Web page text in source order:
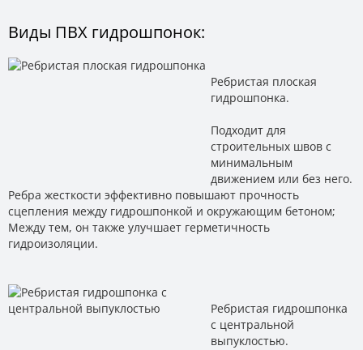
Виды ПВХ гидрошпонок:
Ребристая плоская
гидрошпонка.
Подходит для
строительных швов с
минимальным
движением или без него.
Ребра жесткости эффективно повышают прочность
сцепления между гидрошпонкой и окружающим бетоном;
Между тем, он также улучшает герметичность
гидроизоляции.
Ребристая гидрошпонка
с центральной
выпуклостью.